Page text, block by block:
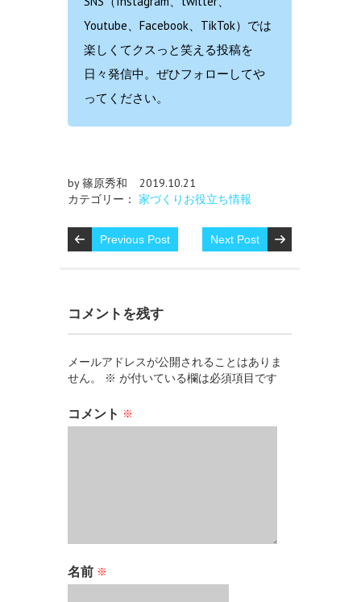
Youtube、Facebook、TikTok）では
楽しくてクスっと笑える投稿を
日々発信中。ぜひフォローしてや
ってください。
by 篠原秀和
2019.10.21
カテゴリー： 家づくりお役立ち情報
Previous Post Next Post
コメントを残す
メールアドレスが公開されることはありま
せん。
※ が付いている欄は必須項目です
コメント ※
名前 ※